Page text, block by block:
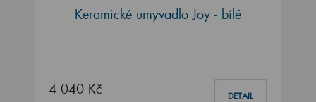
Keramické umyvadlo Joy - bílé
4 040 Kč DETAIL